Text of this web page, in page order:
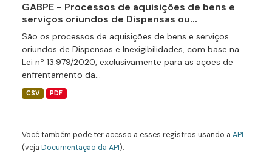
GABPE - Processos de aquisições de bens e
serviços oriundos de Dispensas ou...
São os processos de aquisições de bens e serviços
oriundos de Dispensas e Inexigibilidades, com base na
Lei nº 13.979/2020, exclusivamente para as ações de
enfrentamento da...
CSV PDF
Você também pode ter acesso a esses registros usando a API
(veja Documentação da API).